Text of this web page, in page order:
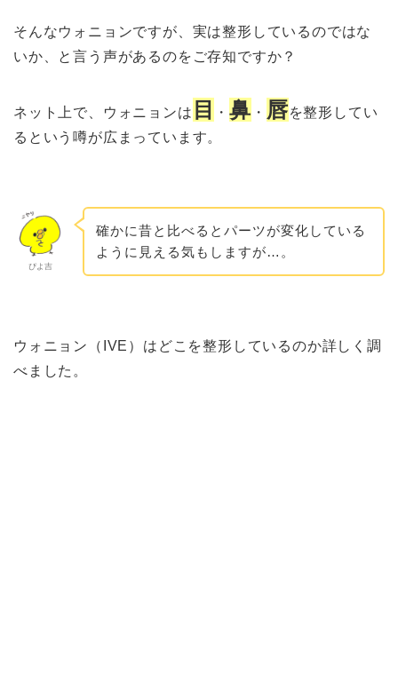
そんなウォニョンですが、実は整形しているのではな
いか、と言う声があるのをご存知ですか？
ネット上で、ウォニョンは 目 ・鼻 ・ 唇を整形してい
るという噂が広まっています。
ぴよ吉
確かに昔と比べるとパーツが変化している
ように見える気もしますが…。
ウォニョン（IVE）はどこを整形しているのか詳しく調
べました。